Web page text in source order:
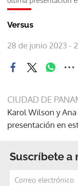
Versus
28 de junio 2023 -
CIUDAD DE
Karol Wilson y
presentación en
Suscríbete a